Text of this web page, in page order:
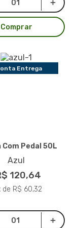
Comprar
Entrega
Com Pedal 50L
Azul
120,64
de R$ 60,32